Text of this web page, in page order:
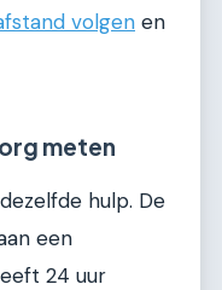
volgen en
meten
hulp. De
een
24 uur